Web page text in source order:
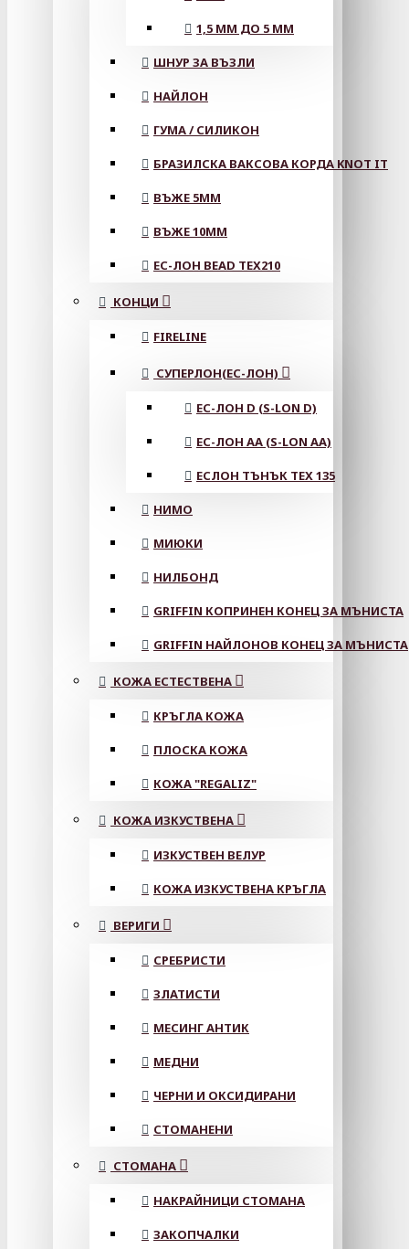
1,5 ММ ДО 5 ММ
ШНУР ЗА ВЪЗЛИ
НАЙЛОН
ГУМА / СИЛИКОН
БРАЗИЛСКА ВАКСОВА КОРДА KNOT IT
ВЪЖЕ 5MM
ВЪЖЕ 10MM
ЕС-ЛОН BEAD TEX210
КОНЦИ
FIRELINE
СУПЕРЛОН(ЕС-ЛОН)
ЕС-ЛОН D (S-LON D)
ЕС-ЛОН АА (S-LON AA)
ЕСЛОН ТЪНЪК TEX 135
НИМО
МИЮКИ
НИЛБОНД
GRIFFIN КОПРИНЕН КОНЕЦ ЗА МЪНИСТА
GRIFFIN НАЙЛОНОВ КОНЕЦ ЗА МЪНИСТА
КОЖА ЕСТЕСТВЕНА
КРЪГЛА КОЖА
ПЛОСКА КОЖА
КОЖА "REGALIZ"
КОЖА ИЗКУСТВЕНА
ИЗКУСТВЕН ВЕЛУР
КОЖА ИЗКУСТВЕНА КРЪГЛА
ВЕРИГИ
СРЕБРИСТИ
ЗЛАТИСТИ
МЕСИНГ АНТИК
МЕДНИ
ЧЕРНИ И ОКСИДИРАНИ
СТОМАНЕНИ
СТОМАНА
НАКРАЙНИЦИ СТОМАНА
ЗАКОПЧАЛКИ